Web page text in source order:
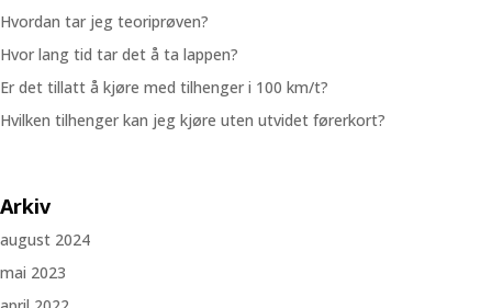
Hvordan tar jeg teoriprøven?
Hvor lang tid tar det å ta lappen?
Er det tillatt å kjøre med tilhenger i 100 km/t?
Hvilken tilhenger kan jeg kjøre uten utvidet førerkort?
Arkiv
august 2024
mai 2023